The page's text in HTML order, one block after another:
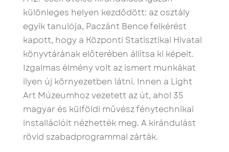
különleges helyen kezdődött: az osztály
egyik tanulója, Paczánt Bence felkérést
kapott, hogy a Központi Statisztikai Hivatal
könyvtárának előterében állítsa ki képeit.
Izgalmas élmény volt az ismert munkákat
ilyen új környezetben látni. Innen a Light
Art Múzeumhoz vezetett az út, ahol 35
magyar és külföldi művész fénytechnikai
installációit nézhették meg. A kirándulást
rövid szabadprogrammal zárták.